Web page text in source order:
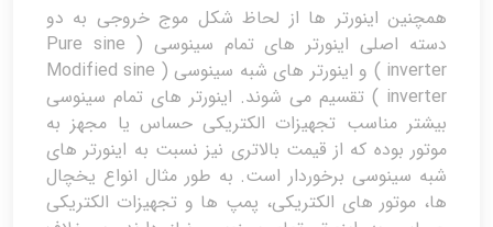
همچنین اینورتر ها از لحاظ شکل موج خروجی به دو
دسته اصلی اینورتر های تمام سینوسی ( Pure sine
inverter ) و اینورتر های شبه سینوسی ( Modified sine
inverter ) تقسیم می شوند. اینورتر های تمام سینوسی
بیشتر مناسب تجهیزات الکتریکی حساس یا مجهز به
موتور بوده که از قیمت بالاتری نیز نسبت به اینورتر های
شبه سینوسی برخوردار است. به طور مثال انواع یخچال
ها، موتور های الکتریکی، پمپ ها و تجهیزات الکتریکی